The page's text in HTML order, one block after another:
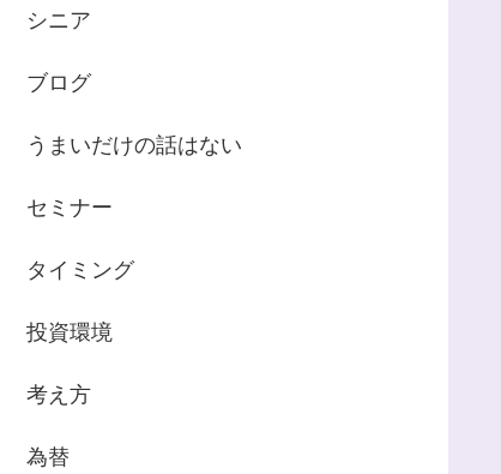
シニア
ブログ
うまいだけの話はない
セミナー
タイミング
投資環境
考え方
為替